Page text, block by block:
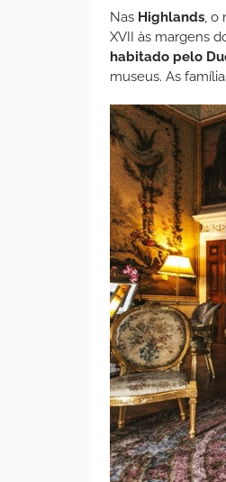
Nas Highlands, o
XVII às margens
habitado pelo
museus. As